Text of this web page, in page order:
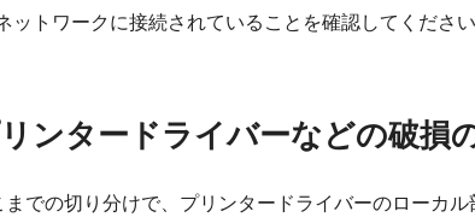
ットワークに接続されていることを確認してくださ
ンタードライバーなどの破損
までの切り分けで、プリンタードライバーのローカ